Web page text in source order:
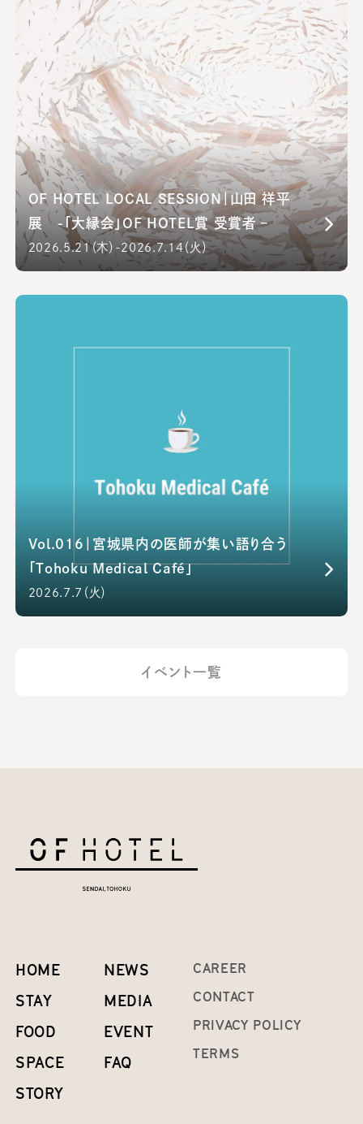
OF HOTEL LOCAL SESSION｜山田 祥平
展 -「大縁会」OF HOTEL賞 受賞者 –
2026.5.21（木）-2026.7.14（火）
Vol.016｜宮城県内の医師が集い語り合う
「Tohoku Medical Café」
2026.7.7（火）
イベント一覧
HOME
STAY
FOOD
SPACE
STORY
NEWS
MEDIA
EVENT
FAQ
CAREER
CONTACT
PRIVACY POLICY
TERMS